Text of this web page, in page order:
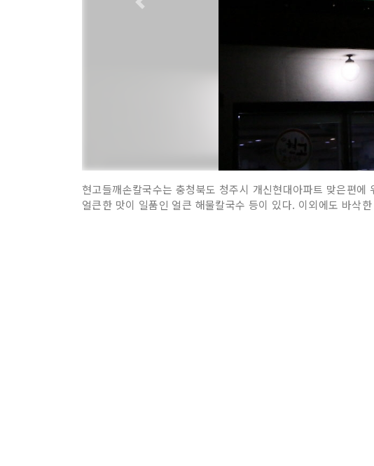
현고들깨손칼국수는 충청북도 청주시 개신현대아파트 맞은편
얼큰한 맛이 일품인 얼큰 해물칼국수 등이 있다. 이외에도 바삭